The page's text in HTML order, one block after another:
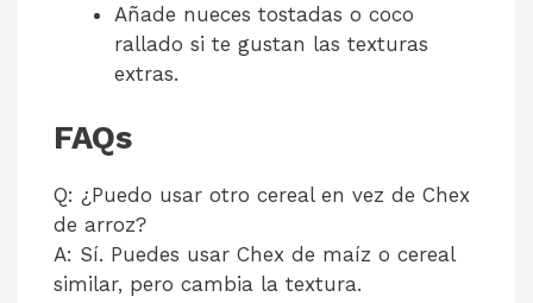
Añade nueces tostadas o coco
rallado si te gustan las texturas
extras.
FAQs
Q: ¿Puedo usar otro cereal en vez de Chex
de arroz?
A: Sí. Puedes usar Chex de maíz o cereal
similar, pero cambia la textura.